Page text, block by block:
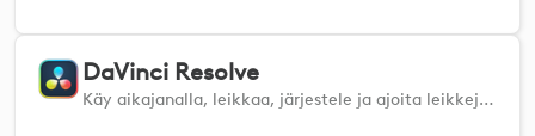
DaVinci Resolve
Käy aikajanalla, leikkaa, järjestele ja ajoita leikkejäsi nopeasti ja käytä eniten käyttämiäsi työkaluja välittömästi.